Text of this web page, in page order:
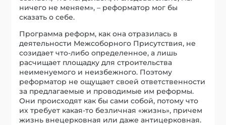
ничего не меняем», – реформатор мог бы
сказать о себе.
Программа реформ, как она отразилась в
деятельности Межсоборного Присутствия, не
созидает что-либо определенное, а лишь
расчищает площадку для строительства
неименуемого и неизбежного. Поэтому
реформатор не ощущает своей ответственности
за предлагаемые и проводимые им реформы.
Они происходят как бы сами собой, потому что
их требует какая-то безличная «жизнь», причем
жизнь внецерковная или даже антицерковная.